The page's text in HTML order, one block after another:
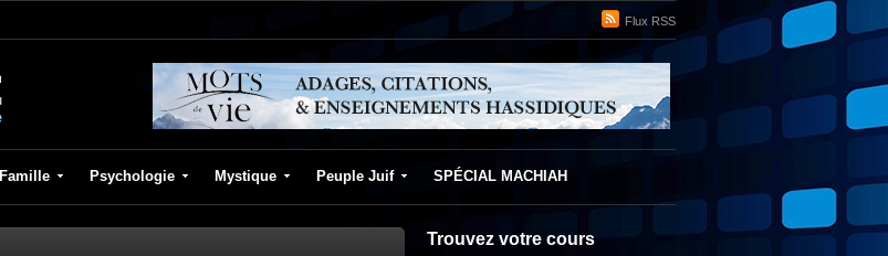
Flux RSS
Famille Psychologie Mystique Peuple Juif SPÉCIAL MACHIAH
Trouvez votre cours